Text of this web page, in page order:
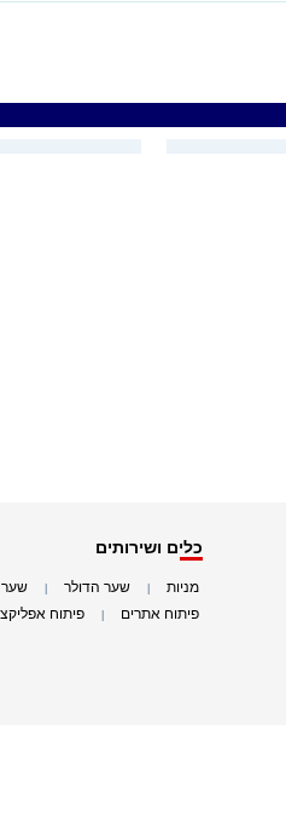
כלים ושירותים
מניות שער הדולר שער
פיתוח אתרים פיתוח